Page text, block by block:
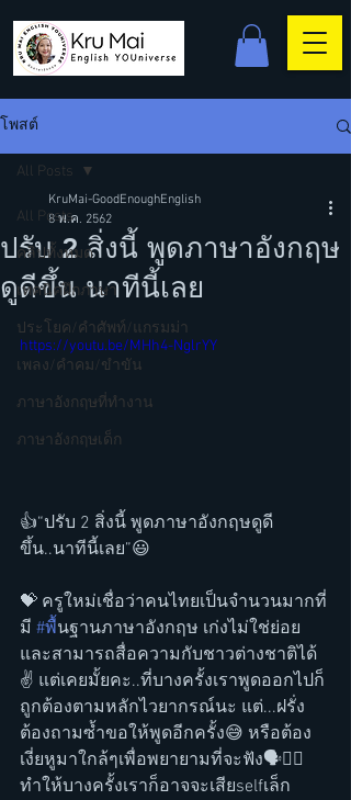
โพสต์
All Posts
คลิปทั้งหมด
เทคนิคฝึกภาษา
ประโยค/คำศัพท์/แกรมม่า
เพลง/คำคม/ขำขัน
ภาษาอังกฤษที่ทำงาน
ภาษาอังกฤษเด็ก
All Posts
ปรับ 2 สิ่งนี้ พูดภาษาอังกฤษ
ดูดีขึ้น นาทีนี้เลย
KruMai-GoodEnoughEnglish
8 พ.ค. 2562
https://youtu.be/MHh4-NglrYY
👍“ปรับ 2 สิ่งนี้ พูดภาษาอังกฤษดูดี
ขึ้น..นาทีนี้เลย”😃
💝 ครูใหม่เชื่อว่าคนไทยเป็นจำนวนมากที่
มี #พื้นฐานภาษาอังกฤษ เก่งไม่ใช่ย่อย
และสามารถสื่อความกับชาวต่างชาติได้
✌️ แต่เคยมั้ยคะ..ที่บางครั้งเราพูดออกไปก็
ถูกต้องตามหลักไวยากรณ์นะ แต่...ฝรั่ง
ต้องถามซ้ำขอให้พูดอีกครั้ง😅 หรือต้อง
เงี่ยหูมาใกล้ๆเพื่อพยายามที่จะฟัง🗣👂🏻
ทำให้บางครั้งเราก็อาจจะเสียselfเล็ก